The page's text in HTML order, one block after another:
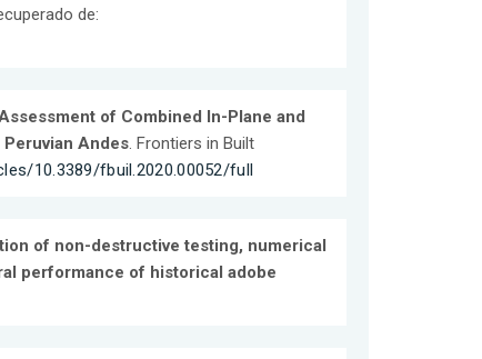
de:
of Combined In-Plane and
Andes. Frontiers in Built
10.3389/fbuil.2020.00052/full
of non-destructive testing, numerical
performance of historical adobe